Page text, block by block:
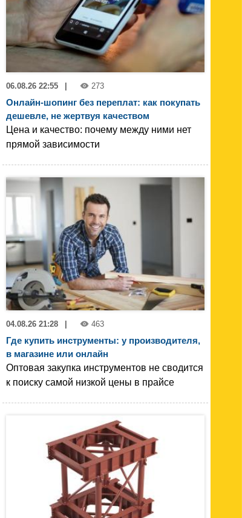
06.08.26 22:55 273
Онлайн-шопинг без переплат: как покупать
дешевле, не жертвуя качеством
Цена и качество: почему между ними нет
прямой зависимости
04.08.26 21:28 463
Где купить инструменты: у производителя,
в магазине или онлайн
Оптовая закупка инструментов не сводится
к поиску самой низкой цены в прайсе